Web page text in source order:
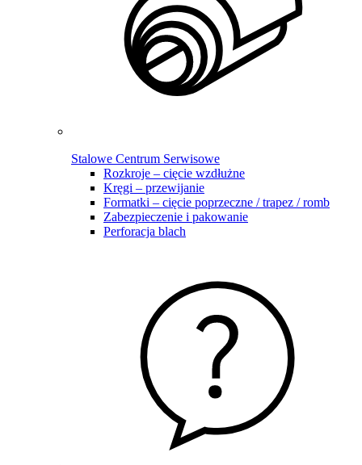
Stalowe Centrum Serwisowe
Rozkroje – cięcie wzdłużne
Kręgi – przewijanie
Formatki – cięcie poprzeczne / trapez / romb
Zabezpieczenie i pakowanie
Perforacja blach